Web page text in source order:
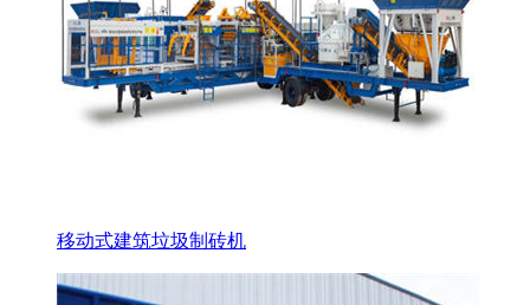
移动式建筑垃圾制砖机